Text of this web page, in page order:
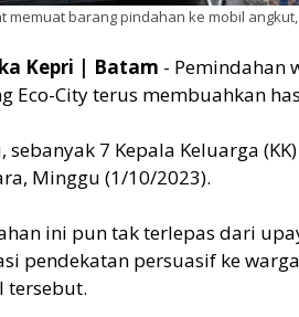
memuat barang pindahan ke mobil angkut,
Kepri | Batam - Pemindahan
Eco-City terus membuahkan
sebanyak 7 Kepala Keluarga
Minggu (1/10/2023).
ini pun tak terlepas dari
pendekatan persuasif ke
tersebut.